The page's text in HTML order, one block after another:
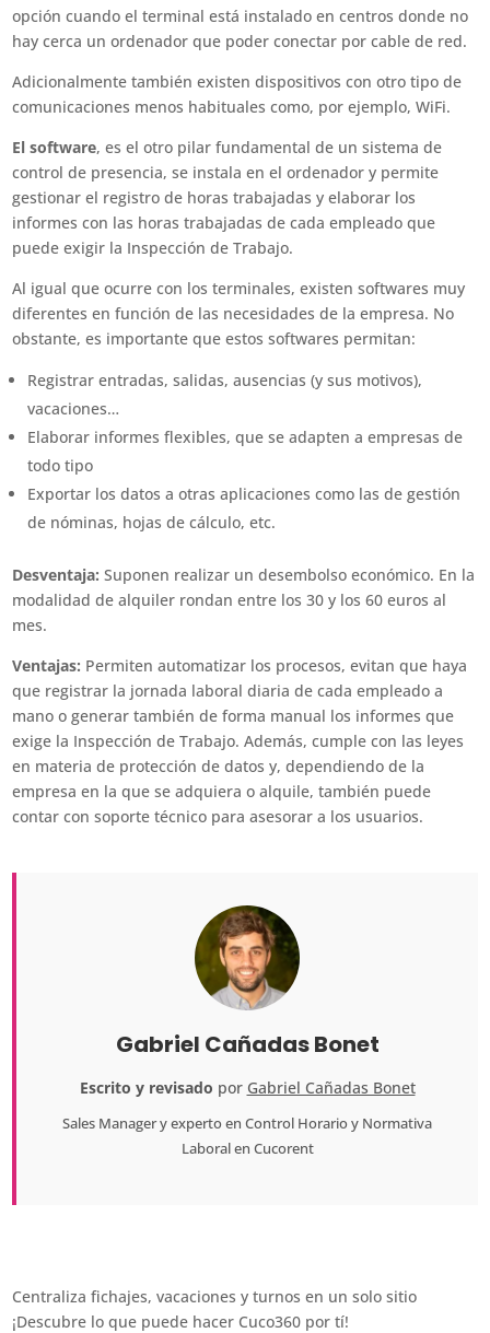
opción cuando el terminal está instalado en centros donde no
hay cerca un ordenador que poder conectar por cable de red.
Adicionalmente también existen dispositivos con otro tipo de
comunicaciones menos habituales como, por ejemplo, WiFi.
El software, es el otro pilar fundamental de un sistema de
control de presencia, se instala en el ordenador y permite
gestionar el registro de horas trabajadas y elaborar los
informes con las horas trabajadas de cada empleado que
puede exigir la Inspección de Trabajo.
Al igual que ocurre con los terminales, existen softwares muy
diferentes en función de las necesidades de la empresa. No
obstante, es importante que estos softwares permitan:
Registrar entradas, salidas, ausencias (y sus motivos),
vacaciones…
Elaborar informes flexibles, que se adapten a empresas de
todo tipo
Exportar los datos a otras aplicaciones como las de gestión
de nóminas, hojas de cálculo, etc.
Desventaja: Suponen realizar un desembolso económico. En la
modalidad de alquiler rondan entre los 30 y los 60 euros al
mes.
Ventajas: Permiten automatizar los procesos, evitan que haya
que registrar la jornada laboral diaria de cada empleado a
mano o generar también de forma manual los informes que
exige la Inspección de Trabajo. Además, cumple con las leyes
en materia de protección de datos y, dependiendo de la
empresa en la que se adquiera o alquile, también puede
contar con soporte técnico para asesorar a los usuarios.
Gabriel Cañadas Bonet
Escrito y revisado por Gabriel Cañadas Bonet
Sales Managery experto en Control Horario y Normativa
Laboral en Cucorent
Centraliza fichajes, vacaciones y turnos en un solo sitio
¡Descubre lo que puede hacer Cuco360 por tí!